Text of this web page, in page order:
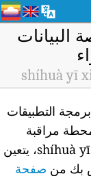
البيانات
shíhuà yī
التطبيقات
مراقبة
جودة الهواء shíhuà yī xiǎo, Jingmen (ID: H6958)، يتعين
بك من صفحة